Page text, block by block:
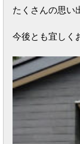
たくさんの思い
今後とも宜しく